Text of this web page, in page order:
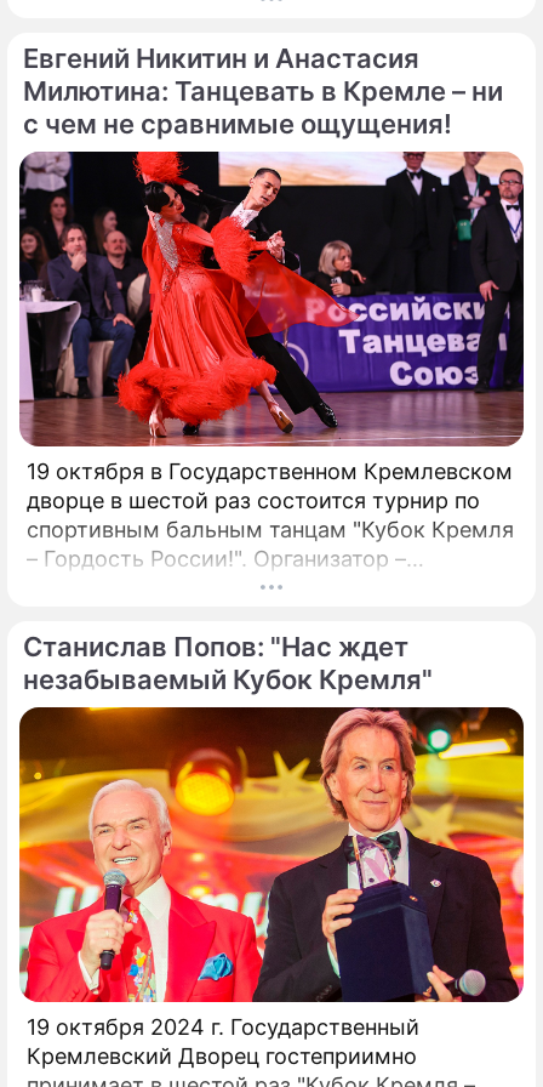
возможности для расширения своего
присутствия. Однако наряду с
преимуществами возникают и серьезные
проблемы, особенно в нормативно-
правовой сфере. Понимание этих
препятствий имеет важное значение для
предприятий, рассматривающих
возможность внедрения Биткойна.
Евгений Никитин и Анастасия
Милютина: Танцевать в Кремле – ни
с чем не сравнимые ощущения!
19 октября в Государственном Кремлевском
дворце в шестой раз состоится турнир по
спортивным бальным танцам "Кубок Кремля
– Гордость России!". Организатор –
президент Российского танцевального
народный артист России Станислав Попов.
Станислав Попов: "Нас ждет
незабываемый Кубок Кремля"
19 октября 2024 г. Государственный
Кремлевский Дворец гостеприимно